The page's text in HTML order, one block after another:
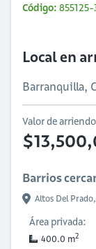
Código:
Local en
Barranquilla,
Valor de arriendo
Barrios
Altos Del Prado,
Área privada:
400.0 m2